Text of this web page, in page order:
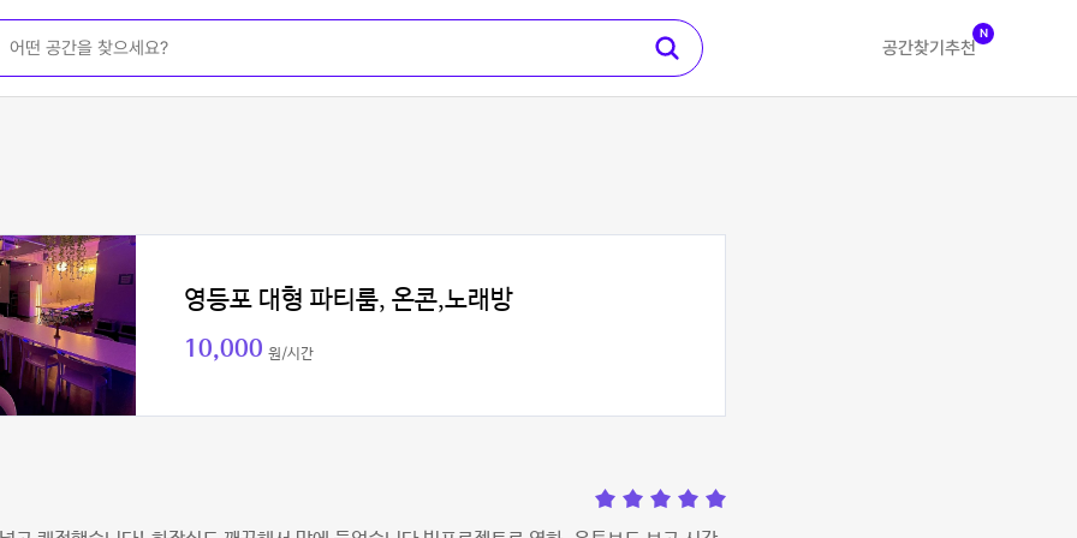
공간찾기 추천
N
영등포 대형 파티룸, 온콘,노래방
10,000 원/시간